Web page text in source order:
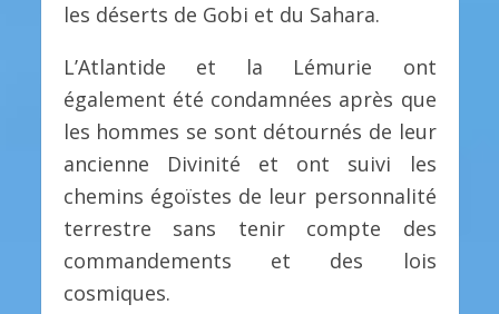
les déserts de Gobi et du Sahara.
L’Atlantide et la Lémurie ont
également été condamnées après que
les hommes se sont détournés de leur
ancienne Divinité et ont suivi les
chemins égoïstes de leur personnalité
terrestre sans tenir compte des
commandements et des lois
cosmiques.